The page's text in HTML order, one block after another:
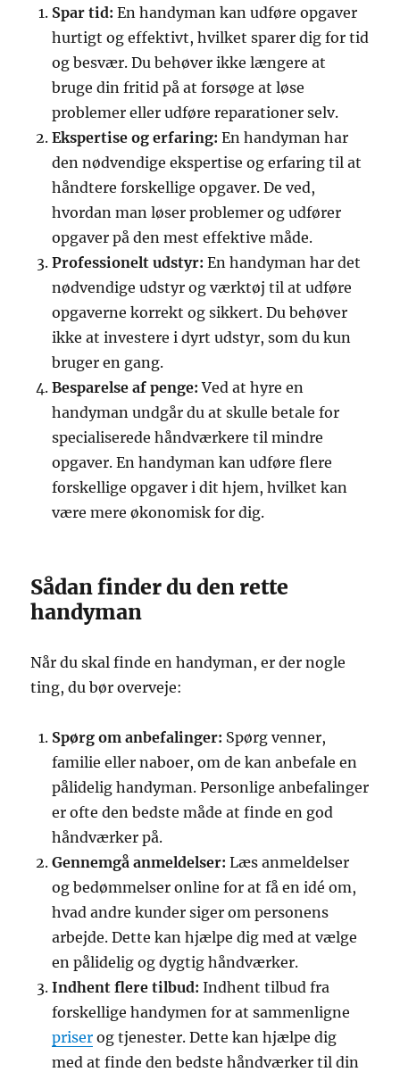
Spar tid: En handyman kan udføre opgaver
hurtigt og effektivt, hvilket sparer dig for tid
og besvær. Du behøver ikke længere at
bruge din fritid på at forsøge at løse
problemer eller udføre reparationer selv.
Ekspertise og erfaring: En handyman har
den nødvendige ekspertise og erfaring til at
håndtere forskellige opgaver. De ved,
hvordan man løser problemer og udfører
opgaver på den mest effektive måde.
Professionelt udstyr: En handyman har det
nødvendige udstyr og værktøj til at udføre
opgaverne korrekt og sikkert. Du behøver
ikke at investere i dyrt udstyr, som du kun
bruger en gang.
Besparelse af penge: Ved at hyre en
handyman undgår du at skulle betale for
specialiserede håndværkere til mindre
opgaver. En handyman kan udføre flere
forskellige opgaver i dit hjem, hvilket kan
være mere økonomisk for dig.
Sådan finder du den rette
handyman
Når du skal finde en handyman, er der nogle
ting, du bør overveje:
Spørg om anbefalinger: Spørg venner,
familie eller naboer, om de kan anbefale en
pålidelig handyman. Personlige anbefalinger
er ofte den bedste måde at finde en god
håndværker på.
Gennemgå anmeldelser: Læs anmeldelser
og bedømmelser online for at få en idé om,
hvad andre kunder siger om personens
arbejde. Dette kan hjælpe dig med at vælge
en pålidelig og dygtig håndværker.
Indhent flere tilbud: Indhent tilbud fra
forskellige handymen for at sammenligne
priser og tjenester. Dette kan hjælpe dig
med at finde den bedste håndværker til din